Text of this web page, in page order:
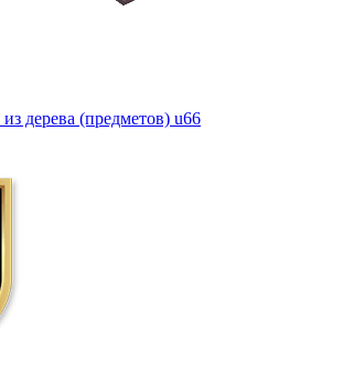
дерева (предметов) u66